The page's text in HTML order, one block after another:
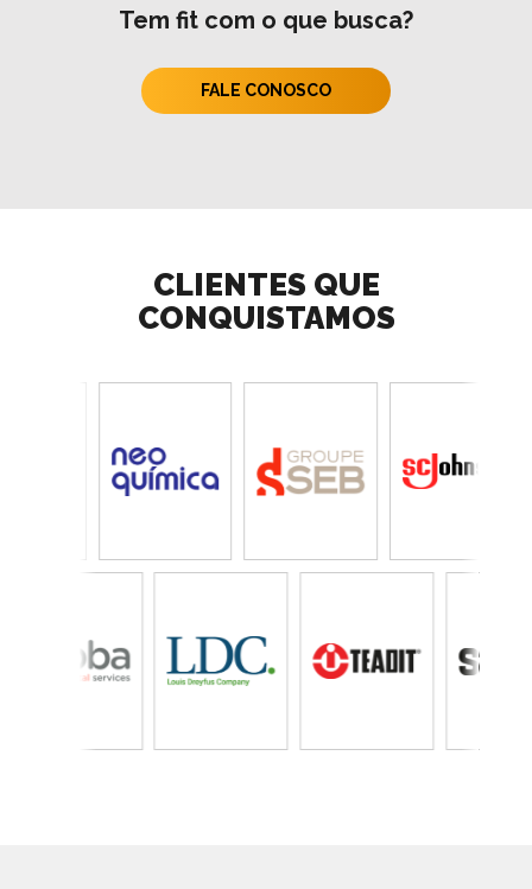
Tem fit com o que busca?
FALE CONOSCO
CLIENTES QUE
CONQUISTAMOS